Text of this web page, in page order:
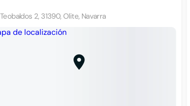
2, 31390, Olite, Navarra